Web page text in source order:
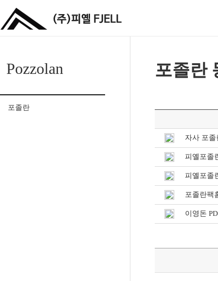
Pozzolan
포졸란
포졸란
자사 포
피옐포졸
피옐포졸
포졸란팩
이영돈